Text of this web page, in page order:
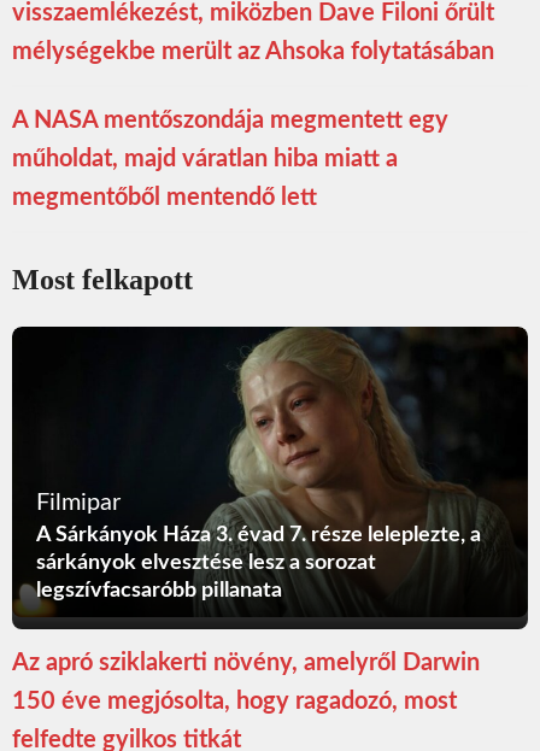
visszaemlékezést, miközben Dave Filoni őrült
mélységekbe merült az Ahsoka folytatásában
A NASA mentőszondája megmentett egy
műholdat, majd váratlan hiba miatt a
megmentőből mentendő lett
Most felkapott
Filmipar
A Sárkányok Háza 3. évad 7. része leleplezte, a
sárkányok elvesztése lesz a sorozat
legszívfacsaróbb pillanata
Az apró sziklakerti növény, amelyről Darwin
150 éve megjósolta, hogy ragadozó, most
felfedte gyilkos titkát